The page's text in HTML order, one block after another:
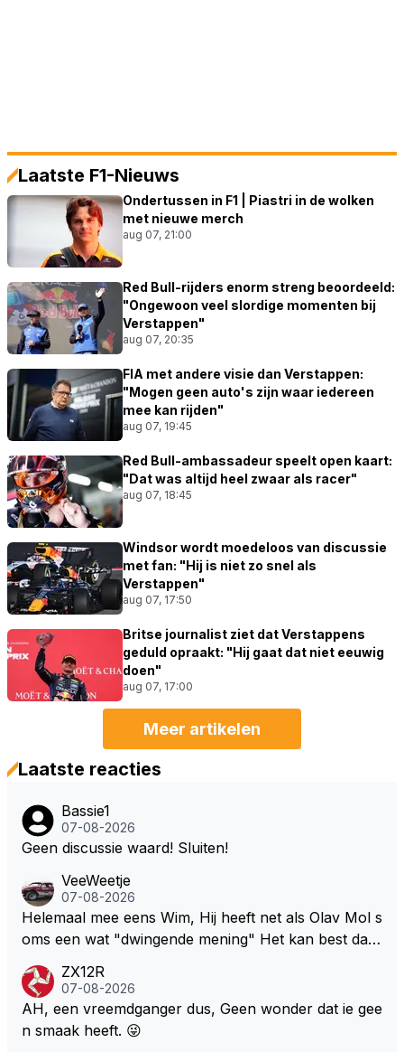
Laatste F1-Nieuws
Ondertussen in F1 | Piastri in de wolken
met nieuwe merch
aug 07, 21:00
Red Bull-rijders enorm streng beoordeeld:
"Ongewoon veel slordige momenten bij
Verstappen"
aug 07, 20:35
FIA met andere visie dan Verstappen:
"Mogen geen auto's zijn waar iedereen
mee kan rijden"
aug 07, 19:45
Red Bull-ambassadeur speelt open kaart:
"Dat was altijd heel zwaar als racer"
aug 07, 18:45
Windsor wordt moedeloos van discussie
met fan: "Hij is niet zo snel als
Verstappen"
aug 07, 17:50
Britse journalist ziet dat Verstappens
geduld opraakt: "Hij gaat dat niet eeuwig
doen"
aug 07, 17:00
Meer artikelen
Laatste reacties
Bassie1
07-08-2026
Geen discussie waard! Sluiten!
VeeWeetje
07-08-2026
Helemaal mee eens Wim, Hij heeft net als Olav Mol s
oms een wat "dwingende mening" Het kan best dat
l bij Windsor op te roepen. Maar in een tijd zonder r
aces zijn dit leuke berichtjes
ZX12R
07-08-2026
AH, een vreemdganger dus, Geen wonder dat ie gee
n smaak heeft. 😜